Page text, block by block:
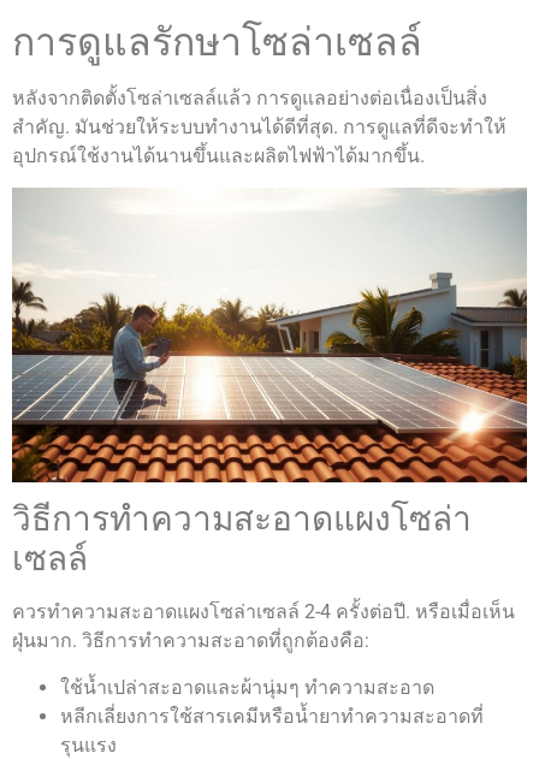
การดูแลรักษาโซล่าเซลล์
หลังจากติดตั้งโซล่าเซลล์แล้ว การดูแลอย่างต่อเนื่องเป็นสิ่ง
สำคัญ. มันช่วยให้ระบบทำงานได้ดีที่สุด. การดูแลที่ดีจะทำให้
อุปกรณ์ใช้งานได้นานขึ้นและผลิตไฟฟ้าได้มากขึ้น.
วิธีการทำความสะอาดแผงโซล่า
เซลล์
ควรทำความสะอาดแผงโซล่าเซลล์ 2-4 ครั้งต่อปี. หรือเมื่อเห็น
ฝุ่นมาก. วิธีการทำความสะอาดที่ถูกต้องคือ:
ใช้น้ำเปล่าสะอาดและผ้านุ่มๆ ทำความสะอาด
หลีกเลี่ยงการใช้สารเคมีหรือน้ำยาทำความสะอาดที่
รุนแรง